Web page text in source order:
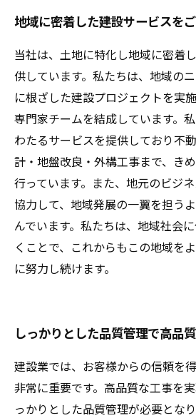
地域に密着した建設サービスを
当社は、土地に特化し地域に密着
供しています。私たちは、地域の
に根ざした建設プロジェクトを実
専門家チームを結成しています。
わたるサービスを提供しており不
計・地盤改良・外構工事まで、き
行っています。また、地元のビジ
協力して、地域発展の一翼を担う
んでいます。私たちは、地域社会
くことで、これからもこの地域を
に努力し続けます。
しっかりとした品質管理で高品
建設業では、お客様からの信頼を
非常に重要です。高品質な工事を
っかりとした品質管理が必要とな